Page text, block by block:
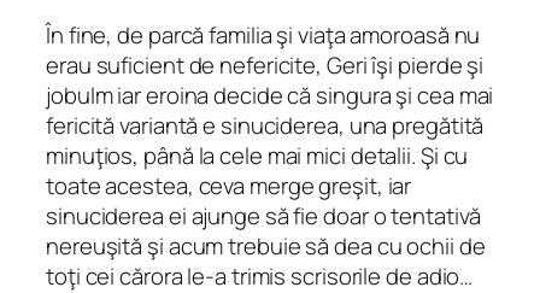
În fine, de parcă familia şi viaţa amoroasă nu
erau suficient de nefericite, Geri îşi pierde şi
jobulm iar eroina decide că singura şi cea mai
fericită variantă e sinuciderea, una pregătită
minuţios, până la cele mai mici detalii. Şi cu
toate acestea, ceva merge greşit, iar
sinuciderea ei ajunge să fie doar o tentativă
nereuşită şi acum trebuie să dea cu ochii de
toţi cei cărora le-a trimis scrisorile de adio…